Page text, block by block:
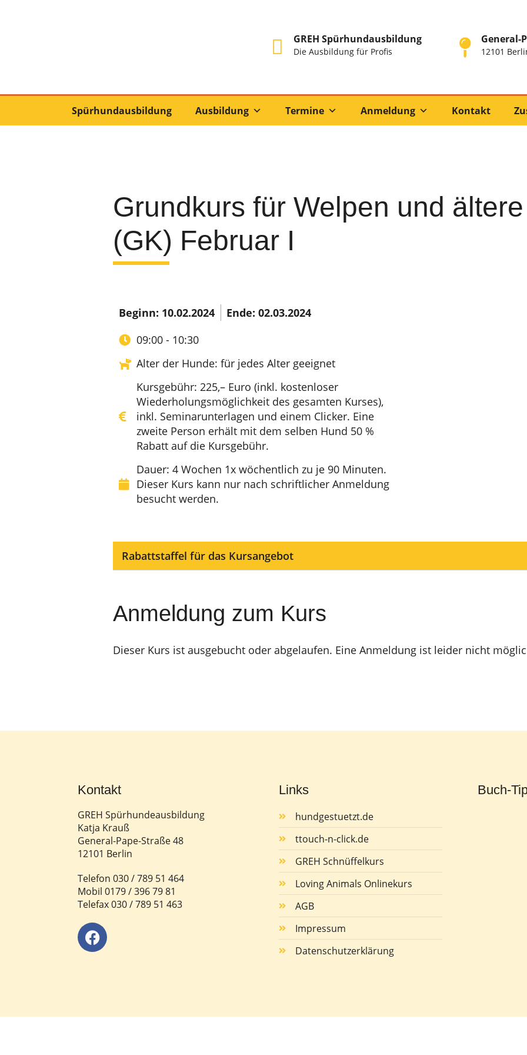
GREH Spürhundausbildung
Die Ausbildung für Profis
General-
12101
Spürhundausbildung Ausbildung Termine Anmeldung Kontakt
Grundkurs für Welpen und
(GK) Februar I
Beginn: 10.02.2024
Ende: 02.03.2024
09:00 - 10:30
Alter der Hunde: für jedes Alter geeignet
Kursgebühr: 225,– Euro (inkl. kostenloser
Wiederholungsmöglichkeit des gesamten Kurses),
inkl. Seminarunterlagen und einem Clicker. Eine
zweite Person erhält mit dem selben Hund 50 %
Rabatt auf die Kursgebühr.
Dauer: 4 Wochen 1x wöchentlich zu je 90 Minuten.
Dieser Kurs kann nur nach schriftlicher Anmeldung
besucht werden.
Rabattstaffel für das Kursangebot
Anmeldung zum Kurs
Dieser Kurs ist ausgebucht oder abgelaufen. Eine Anmeldung ist leider nicht
Kontakt
GREH Spürhundeausbildung
Katja Krauß
General-Pape-Straße 48
12101 Berlin
Telefon 030 / 789 51 464
Mobil 0179 / 396 79 81
Telefax 030 / 789 51 463
Links
hundgestuetzt.de
ttouch-n-click.de
GREH Schnüffelkurs
Loving Animals Onlinekurs
AGB
Impressum
Datenschutzerklärung
Buch-